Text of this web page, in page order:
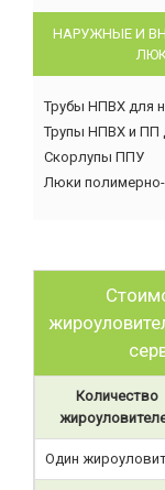
НАРУЖНЫЕ И
Трубы НПВХ для
Трупы НПВХ и ПП
Скорлупы ППУ
Люки
Количество
Один